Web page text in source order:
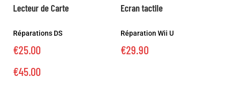
variations.
options
peuvent
Lecteur de Carte
Réparations DS
€25.00
€45.00
Ecran tactile
Réparation Wii U
€29.90